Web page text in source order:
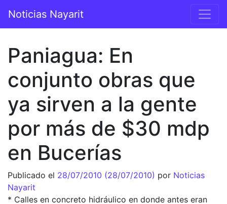
Navegación principal
Noticias Nayarit
Paniagua: En
conjunto obras que
ya sirven a la gente
por más de $30 mdp
en Bucerías
Publicado el 28/07/2010 (28/07/2010) por Noticias
Nayarit
* Calles en concreto hidráulico en donde antes eran